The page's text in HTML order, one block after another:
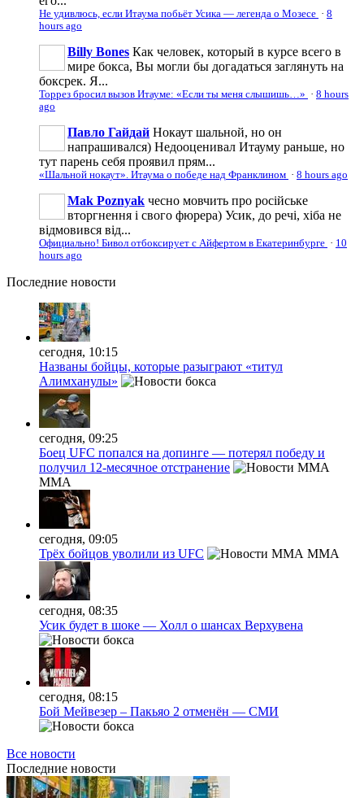
Не удивлюсь, если Итаума побьёт Усика — легенда о Мозесе · 8
hours ago
Billy Bones Как человек, который в курсе всего в
мире бокса, Вы могли бы догадаться заглянуть на
боксрек. Я...
Торрез бросил вызов Итауме: «Если ты меня слышишь…» · 8 hours
ago
Павло Гайдай Нокаут шальной, но он
напрашивался) Недооценивал Итауму раньше, но
тут парень себя проявил прям...
«Шальной нокаут». Итаума о победе над Франклином · 8 hours ago
Mak Poznyak чесно мовчить про російське
вторгнення і свого фюрера) Усик, до речі, хіба не
відмовився від...
Официально! Бивол отбоксирует с Айфертом в Екатеринбурге · 10
hours ago
Последние новости
сегодня, 10:15
Названы бойцы, которые разыграют «титул
Алимханулы»
сегодня, 09:25
Боец UFC попался на допинге — потерял победу и
получил 12-месячное отстранение
MMA
сегодня, 09:05
Трёх бойцов уволили из UFC
MMA
сегодня, 08:35
Усик будет в шоке — Холл о шансах Верхувена
сегодня, 08:15
Бой Мейвезер – Пакьяо 2 отменён — СМИ
Все новости
Последние новости